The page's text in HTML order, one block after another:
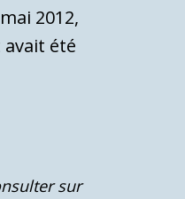
2012,
été
sur